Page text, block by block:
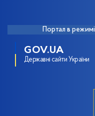
Портал в
GOV.UA
Державні сайти України